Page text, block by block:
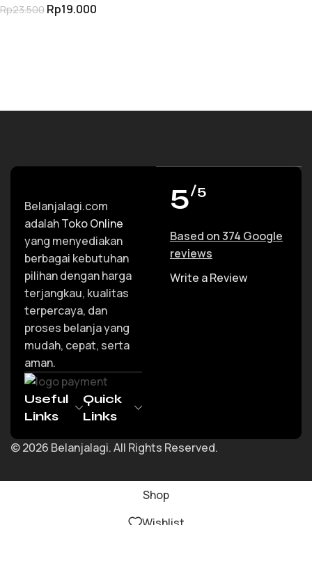
Mounted Amplas
Rp23.500 Rp19.000
Belanjalagi.com
adalahToko Online
yang menyediakan
berbagai kebutuhan
pilihan dengan harga
terjangkau, kualitas
terpercaya, dan
proses belanja yang
mudah, cepat, serta
aman.
Useful
Links
Quick
Links
5/5
Based on 374 Google
reviews
Write a Review
© 2026 Belanjalagi. All Rights Reserved.
Shop
Wishlist